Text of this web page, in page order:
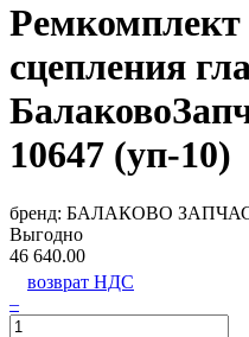
сцепления
10647 (уп-10)
бренд: БАЛАКОВО
Выгодно
46 640.00
возврат НДС
–